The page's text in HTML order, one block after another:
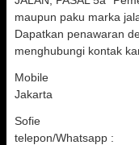
maupun paku marka
Dapatkan penawaran
menghubungi kontak
Mobile
Jakarta
Sofie
telepon/Whatsapp :